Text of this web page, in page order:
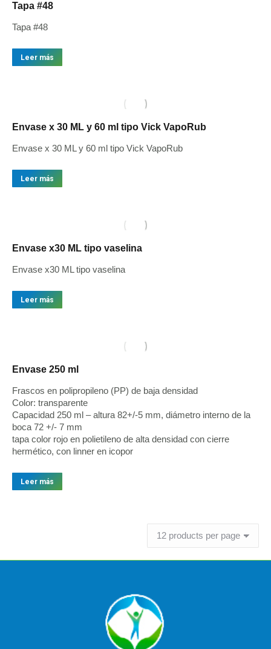
Tapa #48
Tapa #48
Leer más
Envase x 30 ML y 60 ml tipo Vick VapoRub
Envase x 30 ML y 60 ml tipo Vick VapoRub
Leer más
Envase x30 ML tipo vaselina
Envase x30 ML tipo vaselina
Leer más
Envase 250 ml
Frascos en polipropileno (PP) de baja densidad
Color: transparente
Capacidad 250 ml – altura 82+/-5 mm, diámetro interno de la
boca 72 +/- 7 mm
tapa color rojo en polietileno de alta densidad con cierre
hermético, con linner en icopor
Leer más